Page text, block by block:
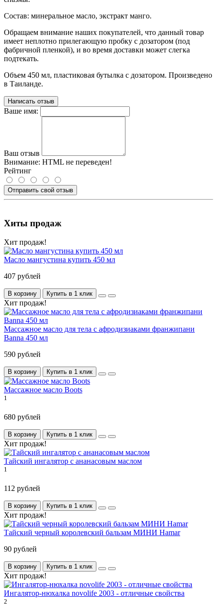
Состав: минеральное масло, экстракт манго.
Обращаем внимание наших покупателей, что данный товар
имеет неплотно прилегающую пробку с дозатором (под
фабричной пленкой), и во время доставки может слегка
подтекать.
Объем 450 мл, пластиковая бутылка с дозатором. Произведено
в Таиланде.
Написать отзыв
Ваше имя:
Ваш отзыв
Внимание: HTML не переведен!
Рейтинг
Отправить свой отзыв
Хиты продаж
Хит продаж!
Масло мангустина купить 450 мл
407 рублей
В корзину Купить в 1 клик
Хит продаж!
Массажное масло для тела с афродизиаками франжипани
Banna 450 мл
590 рублей
В корзину Купить в 1 клик
Массажное масло Boots
1
680 рублей
В корзину Купить в 1 клик
Хит продаж!
Тайский ингалятор с ананасовым маслом
1
112 рублей
В корзину Купить в 1 клик
Хит продаж!
Тайский черный королевский бальзам МИНИ Hamar
90 рублей
В корзину Купить в 1 клик
Хит продаж!
Ингалятор-нюхалка novolife 2003 - отличные свойства
2